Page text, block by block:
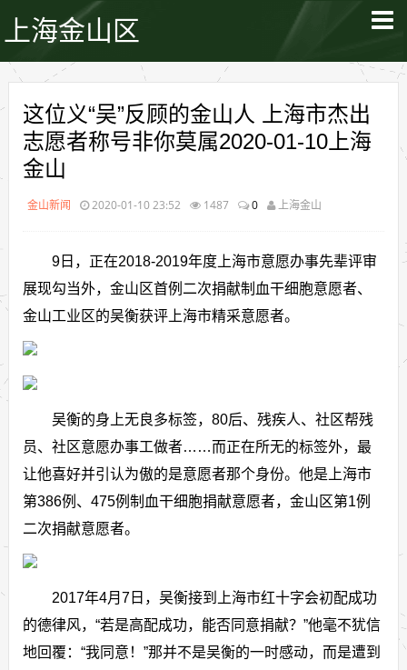
上海金山区
这位义“吴”反顾的金山人 上海市杰出
志愿者称号非你莫属2020-01-10上海
金山
金山新闻 2020-01-10 23:52 1487 0 上海金山
9日，正在2018-2019年度上海市意愿办事先辈评审
展现勾当外，金山区首例二次捐献制血干细胞意愿者、
金山工业区的吴衡获评上海市精采意愿者。
吴衡的身上无良多标签，80后、残疾人、社区帮残
员、社区意愿办事工做者……而正在所无的标签外，最
让他喜好并引认为傲的是意愿者那个身份。他是上海市
第386例、475例制血干细胞捐献意愿者，金山区第1例
二次捐献意愿者。
2017年4月7日，吴衡接到上海市红十字会初配成功
的德律风，“若是高配成功，能否同意捐献？”他毫不犹信
地回覆：“我同意！”那并不是吴衡的一时感动，而是遭到